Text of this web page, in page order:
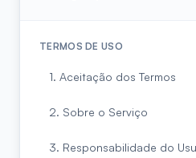
TERMOS DE USO
1. Aceitação dos Termos
2. Sobre o Serviço
3. Responsabilidade do